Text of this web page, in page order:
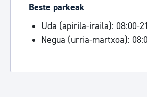
Beste parkeak
Uda (apirila-iraila): 08:00-
Negua (urria-martxoa):